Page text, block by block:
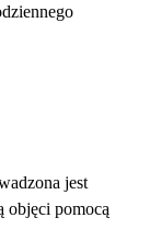
jest
objęci pomocą